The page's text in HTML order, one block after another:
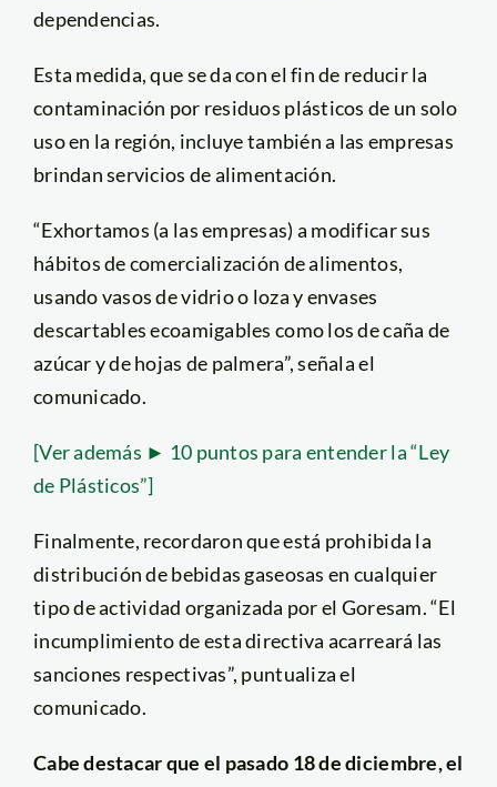
dependencias.
Esta medida, que se da con el fin de reducir la
contaminación por residuos plásticos de un solo
uso en la región, incluye también a las empresas
brindan servicios de alimentación.
“Exhortamos (a las empresas) a modificar sus
hábitos de comercialización de alimentos,
usando vasos de vidrio o loza y envases
descartables ecoamigables como los de caña de
azúcar y de hojas de palmera”, señala el
comunicado.
[Ver además ► 10 puntos para entender la “Ley
de Plásticos”]
Finalmente, recordaron que está prohibida la
distribución de bebidas gaseosas en cualquier
tipo de actividad organizada por el Goresam. “El
incumplimiento de esta directiva acarreará las
sanciones respectivas”, puntualiza el
comunicado.
Cabe destacar que el pasado 18 de diciembre, el